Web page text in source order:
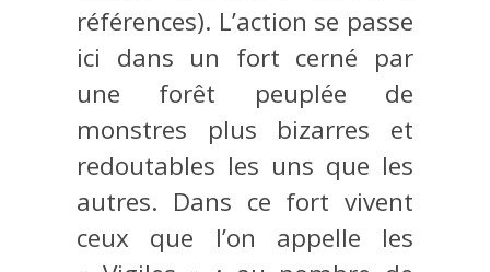
références). L’action se passe
ici dans un fort cerné par
une forêt peuplée de
monstres plus bizarres et
redoutables les uns que les
autres. Dans ce fort vivent
ceux que l’on appelle les